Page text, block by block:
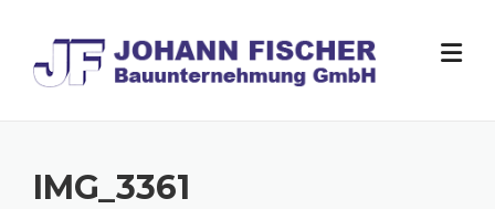
content
IMG_3361